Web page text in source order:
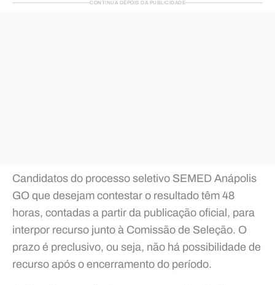
CONTINUA DEPOIS DA PUBLICIDADE
Candidatos do processo seletivo SEMED Anápolis
GO que desejam contestar o resultado têm 48
horas, contadas a partir da publicação oficial, para
interpor recurso junto à Comissão de Seleção. O
prazo é preclusivo, ou seja, não há possibilidade de
recurso após o encerramento do período.